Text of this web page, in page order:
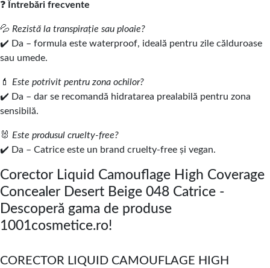
❓ Întrebări frecvente
💦 Rezistă la transpirație sau ploaie?
✔️ Da – formula este waterproof, ideală pentru zile călduroase
sau umede.
💄 Este potrivit pentru zona ochilor?
✔️ Da – dar se recomandă hidratarea prealabilă pentru zona
sensibilă.
🐰 Este produsul cruelty-free?
✔️ Da – Catrice este un brand cruelty-free și vegan.
Corector Liquid Camouflage High Coverage
Concealer Desert Beige 048 Catrice -
Descoperă gama de produse
1001cosmetice.ro!
CORECTOR LIQUID CAMOUFLAGE HIGH